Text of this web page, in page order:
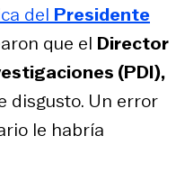
del Presidente
que el Director
(PDI),
disgusto. Un error
le habría